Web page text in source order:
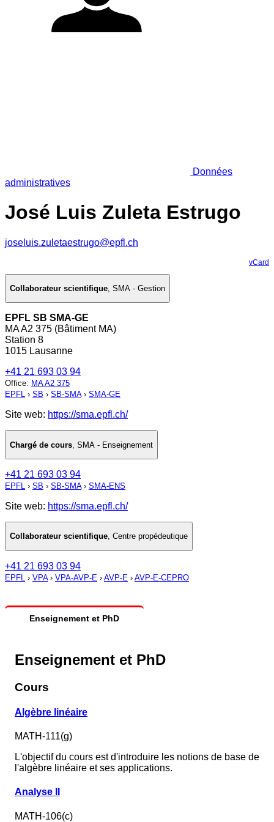
Données
administratives
José Luis Zuleta Estrugo
joseluis.zuletaestrugo@epfl.ch
vCard
Collaborateur scientifique, SMA - Gestion
EPFL SB SMA-GE
MA A2 375 (Bâtiment MA)
Station 8
1015 Lausanne
+41 21 693 03 94
Office: MA A2 375
EPFL › SB › SB-SMA› SMA-GE
Site web: https://sma.epfl.ch/
Chargé de cours SMA - Enseignement
+41 21 693 03 94
EPFL › SB › SB-SMA› SMA-ENS
Site web: https://sma.epfl.ch/
Collaborateur scientifique, Centre propédeutique
+41 21 693 03 94
EPFL › VPA› VPA-AVP-E › AVP-E › AVP-E-CEPRO
Enseignement et PhD
Enseignement et PhD
Cours
Algèbre linéaire
MATH-111(g)
L'objectif du cours est d'introduire les notions de base de
l'algèbre linéaire et ses applications.
Analyse II
MATH-106(c)